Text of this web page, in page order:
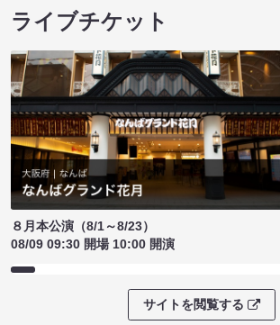
ライブチケット
８月本公演（8/1～8/23）
08/09 09:30 開場 10:00 開演
サイトを閲覧する